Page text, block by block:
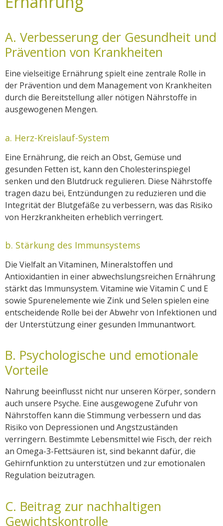
A. Verbesserung der Gesundheit und
Prävention von Krankheiten
Eine vielseitige Ernährung spielt eine zentrale Rolle in
der Prävention und dem Management von Krankheiten
durch die Bereitstellung aller nötigen Nährstoffe in
ausgewogenen Mengen.
a. Herz-Kreislauf-System
Eine Ernährung, die reich an Obst, Gemüse und
gesunden Fetten ist, kann den Cholesterinspiegel
senken und den Blutdruck regulieren. Diese Nährstoffe
tragen dazu bei, Entzündungen zu reduzieren und die
Integrität der Blutgefäße zu verbessern, was das Risiko
von Herzkrankheiten erheblich verringert.
b. Stärkung des Immunsystems
Die Vielfalt an Vitaminen, Mineralstoffen und
Antioxidantien in einer abwechslungsreichen Ernährung
stärkt das Immunsystem. Vitamine wie Vitamin C und E
sowie Spurenelemente wie Zink und Selen spielen eine
entscheidende Rolle bei der Abwehr von Infektionen und
der Unterstützung einer gesunden Immunantwort.
B. Psychologische und emotionale
Vorteile
Nahrung beeinflusst nicht nur unseren Körper, sondern
auch unsere Psyche. Eine ausgewogene Zufuhr von
Nährstoffen kann die Stimmung verbessern und das
Risiko von Depressionen und Angstzuständen
verringern. Bestimmte Lebensmittel wie Fisch, der reich
an Omega-3-Fettsäuren ist, sind bekannt dafür, die
Gehirnfunktion zu unterstützen und zur emotionalen
Regulation beizutragen.
C. Beitrag zur nachhaltigen
Gewichtskontrolle